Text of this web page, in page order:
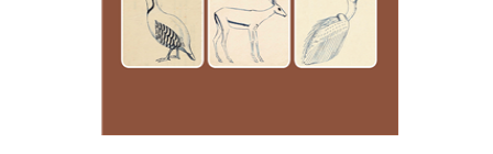
מחיר השקה
$35
$24